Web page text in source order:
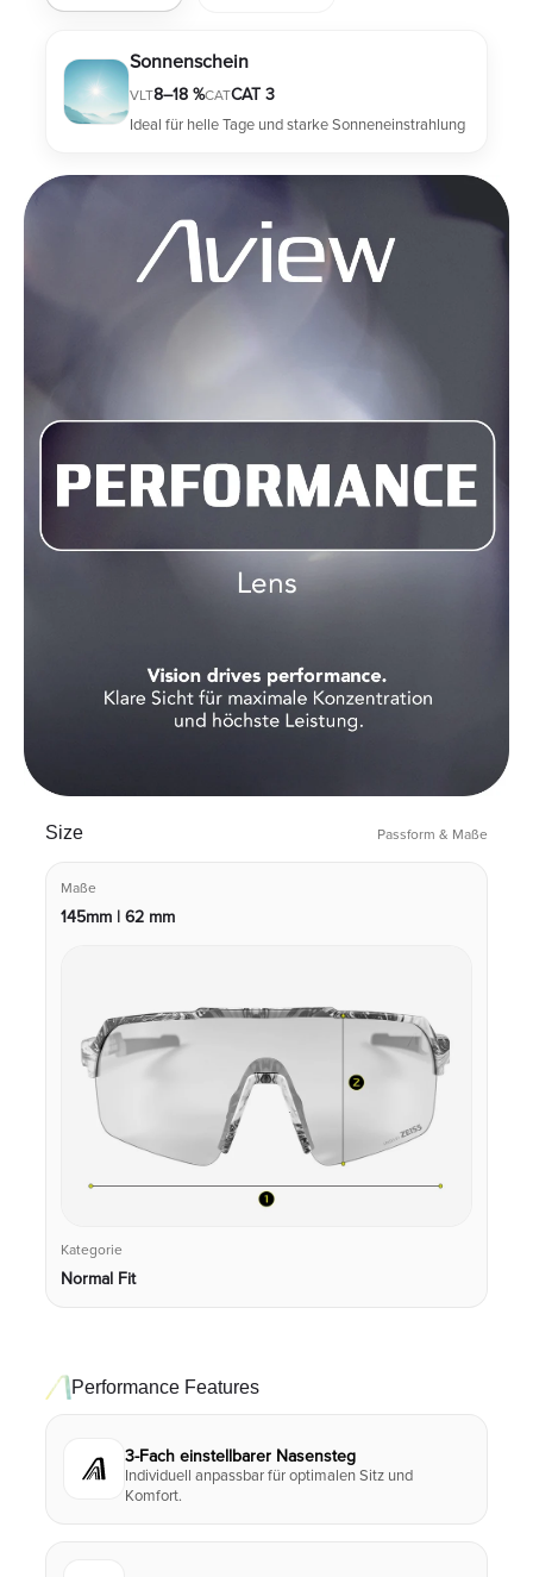
Sonnenschein
VLT8–18 %CATCAT 3
Ideal für helle Tage und starke Sonneneinstrahlung
Size Passform & Maße
Maße
145mm | 62 mm
Kategorie
Normal Fit
Performance Features
3-Fach einstellbarer Nasensteg
Individuell anpassbar für optimalen Sitz und
Komfort.